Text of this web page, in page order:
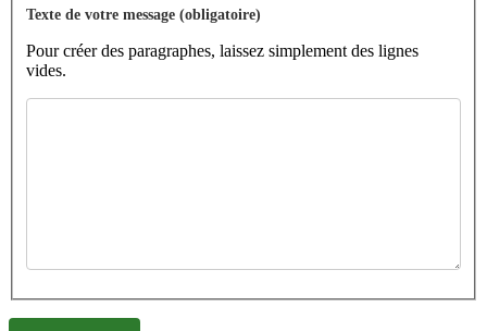
Texte de votre message (obligatoire)
Pour créer des paragraphes, laissez simplement des lignes
vides.